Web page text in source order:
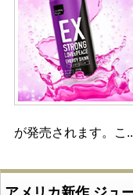
が発売されます。こ